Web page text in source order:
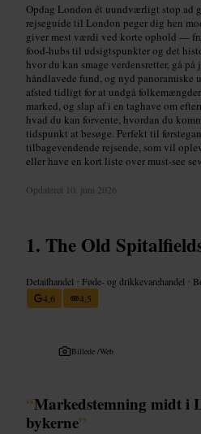
Opdag London ét uundværligt stop ad
rejseguide til London peger dig hen
giver mest værdi ved korte ophold —
food-hubs til udsigtspunkter og det
hvor du kan smage verdensretter, gå
håndlavede fund, og nyd panoramiske
afsted tidligt for at undgå
marked, og slap af i en taghave om
hvad du kan forvente, hvordan du
tidspunkt at besøge. Perfekt til
tilbagevendende rejsende, som vil
eller have en kort liste over must-see
Opdateret 10. juni 2026
The Old
Detailhandel • Føde- og drikkevarehandel •
4,6
4,5
Billede /Web
“Markedstemning midt i
bykerne”